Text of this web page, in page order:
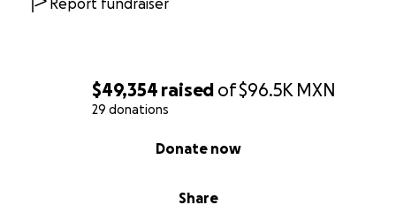
$49,354 raised of$96.5K MXN
29 donations
Share
Donate now
Conoce más: mercadopago.com.mx/enviar-dinero-a-
19 pesos = 1 dólar
Report fundraiser